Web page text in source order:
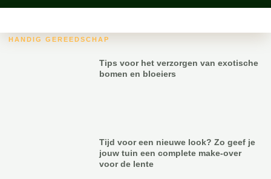
HANDIG GEREEDSCHAP
Tips voor het verzorgen van exotische
bomen en bloeiers
Tijd voor een nieuwe look? Zo geef je
jouw tuin een complete make-over
voor de lente